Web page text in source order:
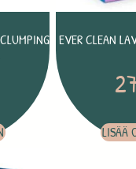
EVER CLEAN
LISÄÄ